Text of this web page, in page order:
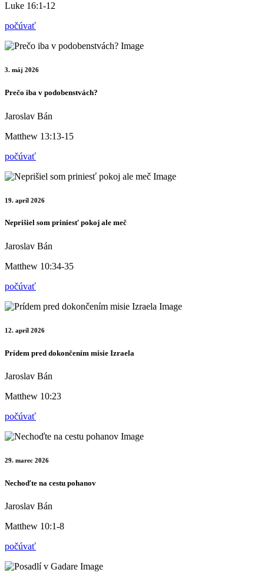
Luke 16:1-12
počúvať
3. máj 2026
Prečo iba v podobenstvách?
Jaroslav Bán
Matthew 13:13-15
počúvať
19. apríl 2026
Neprišiel som priniesť pokoj ale meč
Jaroslav Bán
Matthew 10:34-35
počúvať
12. apríl 2026
Prídem pred dokončením misie Izraela
Jaroslav Bán
Matthew 10:23
počúvať
29. marec 2026
Nechoďte na cestu pohanov
Jaroslav Bán
Matthew 10:1-8
počúvať